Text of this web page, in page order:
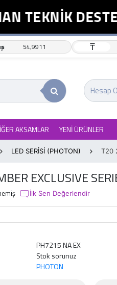
TEKNİK DESTEK
54,9911 ₸
Hesap
AKSAMLAR YENİ ÜRÜNLER
LED SERİSİ (PHOTON) T20
EXCLUSIVE
İlk Sen Değerlendir
PH7215 NA EX
Stok sorunuz
PHOTON